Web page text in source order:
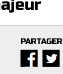
PARTAGER